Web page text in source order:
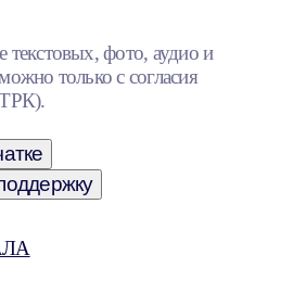
текстовых, фото, аудио и
только с согласия